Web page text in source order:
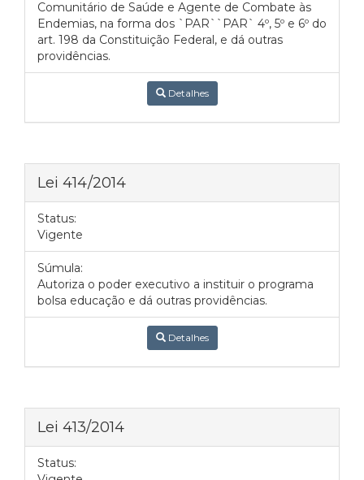
Comunitário de Saúde e Agente de Combate às
Endemias, na forma dos `PAR``PAR` 4º, 5º e 6º do
art. 198 da Constituição Federal, e dá outras
providências.
Detalhes
Lei 414/2014
Status:
Vigente
Súmula:
Autoriza o poder executivo a instituir o programa
bolsa educação e dá outras providências.
Detalhes
Lei 413/2014
Status: